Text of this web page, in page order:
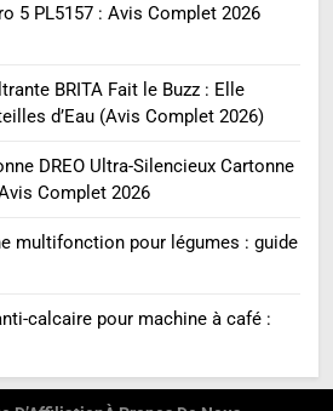
5 PL5157 : Avis Complet 2026
BRITA Fait le Buzz : Elle
d’Eau (Avis Complet 2026)
DREO Ultra-Silencieux Cartonne
Complet 2026
multifonction pour légumes : guide
calcaire pour machine à café :